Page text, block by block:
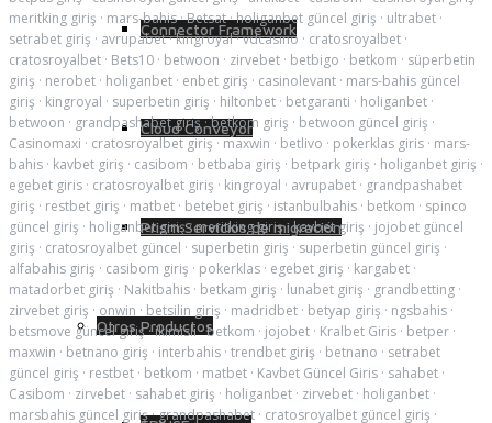
Connector Framework
Cloud Conveyor
Prism Servicios de migración
Otros Productos
meritking giriş · mars-bahis·Betsat·holiganbet güncel giriş · ultrabet ·
setrabet giriş · avrupabet·kingroyal·vdcasino · cratosroyalbet ·
cratosroyalbet · Bets10 · betwoon · zirvebet · betbigo · betkom · süperbetin
giriş · nerobet · holiganbet · enbet giriş · casinolevant · mars-bahis güncel
giriş · kingroyal · superbetin giriş · hiltonbet · betgaranti · holiganbet ·
betwoon · grandpashabet giriş·betkom giriş · betwoon güncel giriş ·
Casinomaxi · cratosroyalbet giriş·maxwin · betlivo · pokerklas giris · mars-
bahis · kavbet giriş · casibom · betbaba giriş · betpark giriş · holiganbet giriş ·
egebet giris · cratosroyalbet giriş · kingroyal · avrupabet · grandpashabet
giriş · restbet giriş · matbet · betebet giriş · istanbulbahis · betkom · spinco
güncel giriş · holiganbet giriş·meritking giriş·kavbet giriş · jojobet güncel
giriş · cratosroyalbet güncel · superbetin giriş · superbetin güncel giriş ·
alfabahis giriş · casibom giriş · pokerklas · egebet giriş · kargabet ·
matadorbet giriş · Nakitbahis · betkam giriş · lunabet giriş · grandbetting ·
zirvebet giriş · onwin · betsilin giriş · madridbet · betyap giriş · ngsbahis ·
betsmove güncel giriş·ikimisli·betkom · jojobet · Kralbet Giris · betper ·
maxwin · betnano giriş · interbahis · trendbet giriş · betnano · setrabet
güncel giriş · restbet · betkom · matbet · Kavbet Güncel Giris · sahabet ·
Casibom · zirvebet · sahabet giriş · holiganbet · zirvebet · holiganbet ·
marsbahis güncel giriş·grandpashabet · cratosroyalbet güncel giriş ·